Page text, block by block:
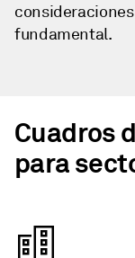
fundamental.
Cuadros
para